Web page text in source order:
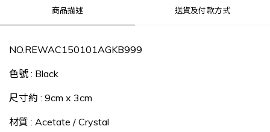
商品描述 送貨及付款方式
NO.REWAC150101AGKB999
色號 : Black
尺寸約 : 9cm x 3cm
材質 : Acetate / Crystal